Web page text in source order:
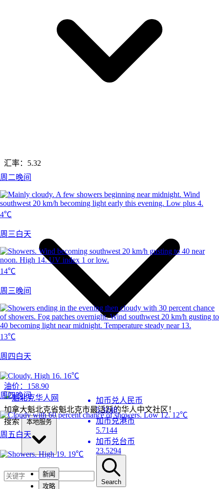
周二晚间
4℃
周三白天
14℃
周三晚间
13℃
周四白天
16℃
周四晚间
12℃
周五白天
19℃
汇率： 5.32
加币兑人民币
5.3248
加币兑港币
5.7144
加币兑台币
23.5294
油价： 158.90
加拿大魁北克省魁北克市最活跃的华人中文社区！
搜索
新闻
攻略
Search